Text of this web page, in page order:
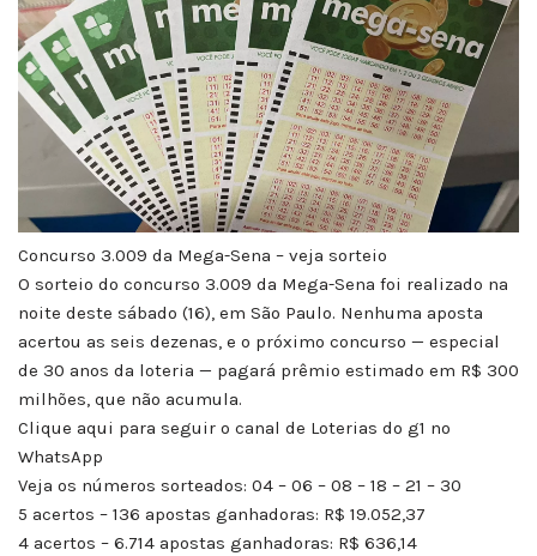
Concurso 3.009 da Mega-Sena – veja sorteio
O sorteio do concurso 3.009 da Mega-Sena foi realizado na
noite deste sábado (16), em São Paulo. Nenhuma aposta
acertou as seis dezenas, e o próximo concurso — especial
de 30 anos da loteria — pagará prêmio estimado em R$ 300
milhões, que não acumula.
Clique aqui para seguir o canal de Loterias do g1 no
WhatsApp
Veja os números sorteados: 04 – 06 – 08 – 18 – 21 – 30
5 acertos – 136 apostas ganhadoras: R$ 19.052,37
4 acertos – 6.714 apostas ganhadoras: R$ 636,14